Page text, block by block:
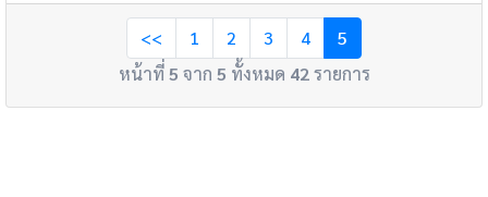
<< 1 2 3 4
5
หน้าที่5 จาก 5 ทั้งหมด 42รายการ